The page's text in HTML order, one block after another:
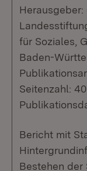
für Soziales,
Baden-
Seitenzahl: 40
Bericht mit
Bestehen der